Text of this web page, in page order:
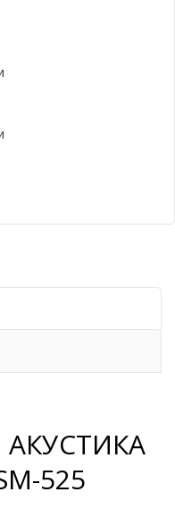
525